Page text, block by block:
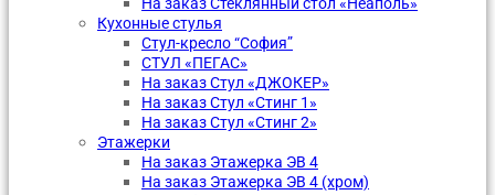
Кухонные стулья
Стул-кресло “София”
CТУЛ «ПЕГАС»
На заказ Стул «ДЖОКЕР»
На заказ Стул «Стинг 1»
На заказ Стул «Стинг 2»
Этажерки
На заказ Этажерка ЭВ 4
На заказ Этажерка ЭВ 4 (хром)